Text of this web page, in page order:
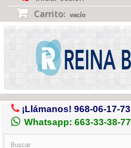
Carrito: vacío
¡Llámanos! 968-06-17-73
Whatsapp: 663-33-38-77